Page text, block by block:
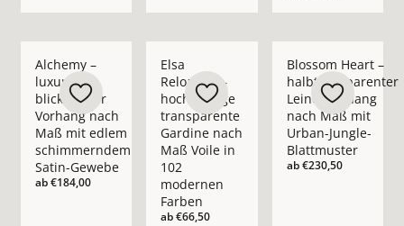
Alchemy –
luxuriöser
blickdichter
Vorhang nach
Maß mit edlem
schimmerndem
Satin-Gewebe
ab€184,00
Elsa
Reloaded –
hochwertige
transparente
Gardine nach
Maß Voile in
102
modernen
Farben
ab€66,50
Blossom Heart –
halbtransparenter
Leinenvorhang
nach Maß mit
Urban-Jungle-
Blattmuster
ab€230,50